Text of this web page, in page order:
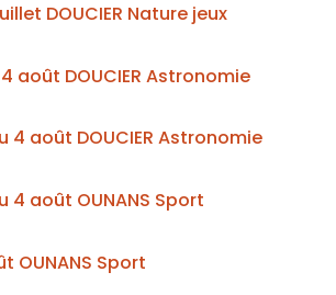
DOUCIER Nature jeux
août DOUCIER Astronomie
4 août DOUCIER Astronomie
4 août OUNANS Sport
OUNANS Sport